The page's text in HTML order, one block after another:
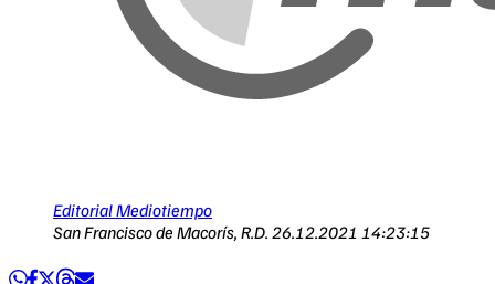
Editorial Mediotiempo
San Francisco de Macorís, R.D. 26.12.2021 14:23:15